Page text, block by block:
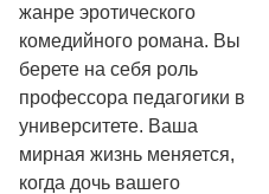
жанре эротического
комедийного романа. Вы
берете на себя роль
профессора педагогики в
университете. Ваша
мирная жизнь меняется,
когда дочь вашего